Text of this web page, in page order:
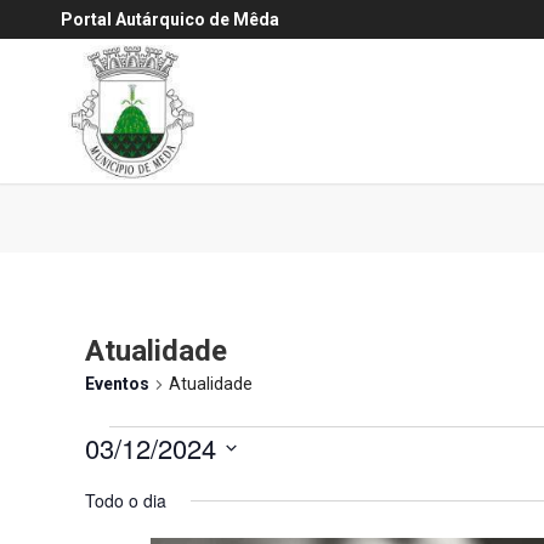
Portal Autárquico de Mêda
Atualidade
Eventos Atualidade
Eventos
3
03/12/2024
a
Todo o dia